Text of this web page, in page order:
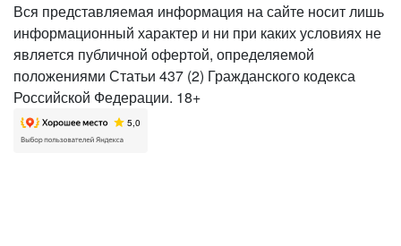
Вся представляемая информация на сайте носит лишь
информационный характер и ни при каких условиях не
является публичной офертой, определяемой
положениями Статьи 437 (2) Гражданского кодекса
Российской Федерации. 18+